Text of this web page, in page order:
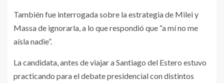
También fue interrogada sobre la estrategia de Milei y
Massa de ignorarla, a lo que respondió que “a mí no me
aísla nadie”.
La candidata, antes de viajar a Santiago del Estero estuvo
practicando para el debate presidencial con distintos